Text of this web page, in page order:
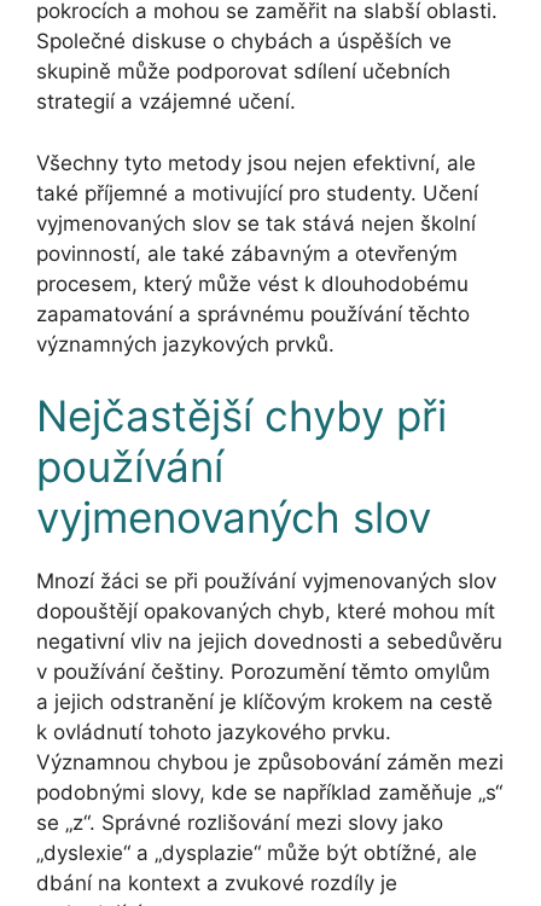
pokrocích a mohou se zaměřit na slabší oblasti.
Společné diskuse o chybách a úspěších ve
skupině může podporovat sdílení učebních
strategií a vzájemné učení.
Všechny tyto metody jsou nejen efektivní, ale
také příjemné a motivující pro studenty. Učení
vyjmenovaných slov se tak stává nejen školní
povinností, ale také zábavným a otevřeným
procesem, který může vést k dlouhodobému
zapamatování a správnému používání těchto
významných jazykových prvků.
Nejčastější chyby při
používání
vyjmenovaných slov
Mnozí žáci se při používání vyjmenovaných slov
dopouštějí opakovaných chyb, které mohou mít
negativní vliv na jejich dovednosti a sebedůvěru
v používání češtiny. Porozumění těmto omylům
a jejich odstranění je klíčovým krokem na cestě
k ovládnutí tohoto jazykového prvku.
Významnou chybou je způsobování záměn mezi
podobnými slovy, kde se například zaměňuje „s“
se „z“. Správné rozlišování mezi slovy jako
„dyslexie“ a „dysplazie“ může být obtížné, ale
dbání na kontext a zvukové rozdíly je